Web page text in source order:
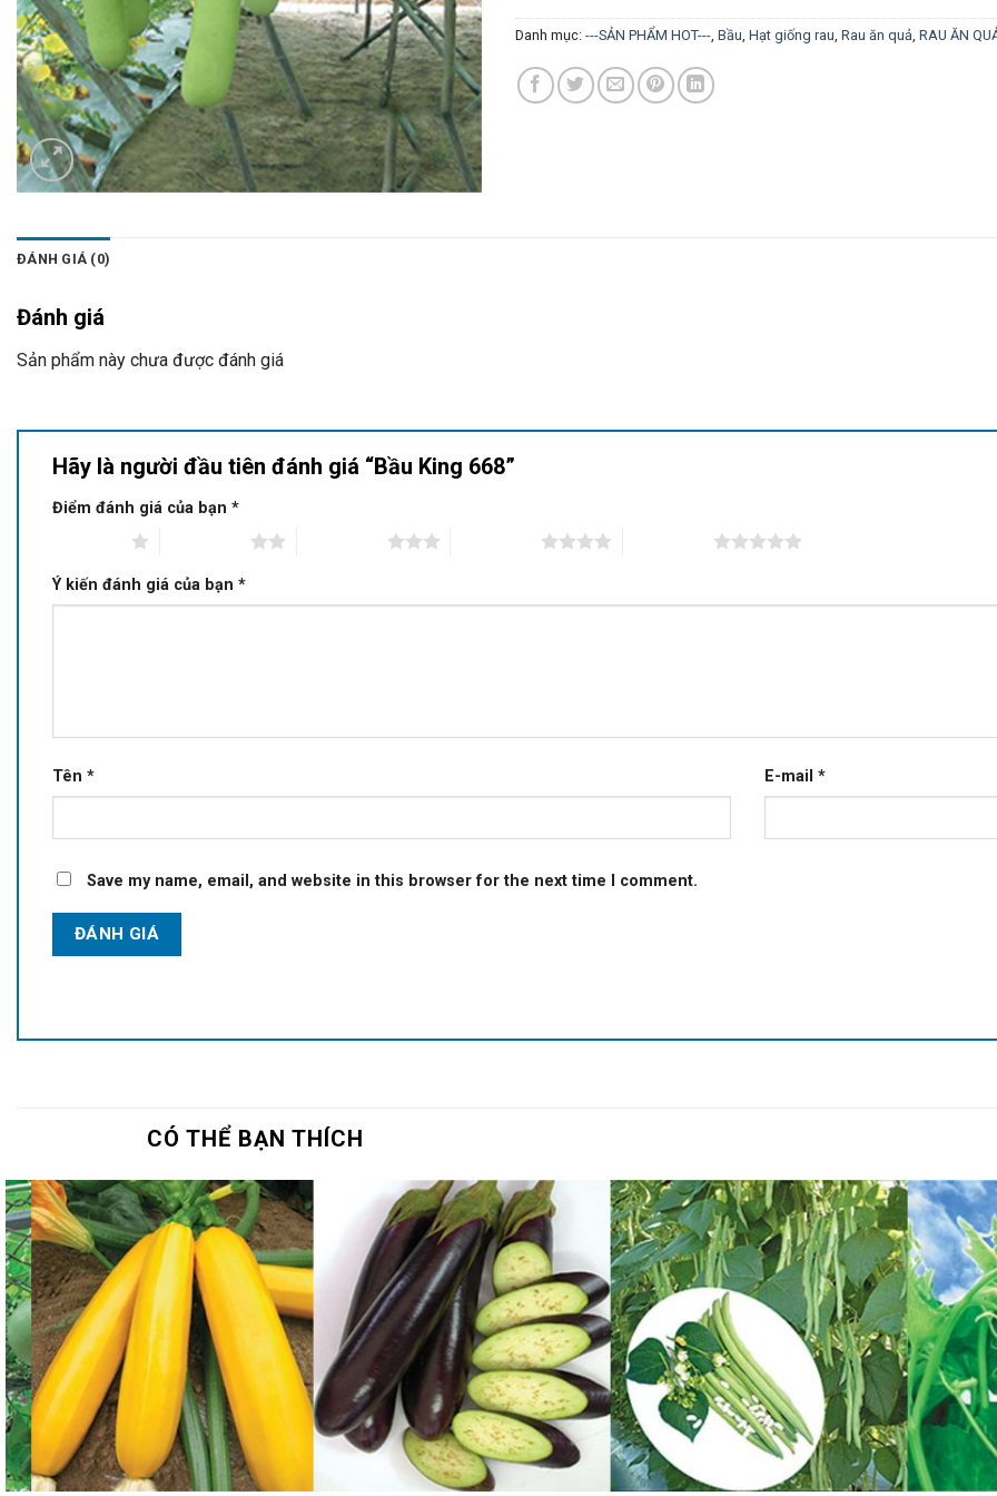
Danh mục: ---SẢN PHẨM HOT---, Bầu, Hạt giống rau, Rau ăn quả, RAU ĂN
ĐÁNH GIÁ (0)
Đánh giá
Sản phẩm này chưa được đánh giá
Hãy là người đầu tiên đánh giá “Bầu King 668”
Điểm đánh giá của bạn *
Ý kiến đánh giá của bạn *
Tên * E-mail *
Save my name, email, and website in this browser for the next time I comment.
CÓ THỂ BẠN THÍCH